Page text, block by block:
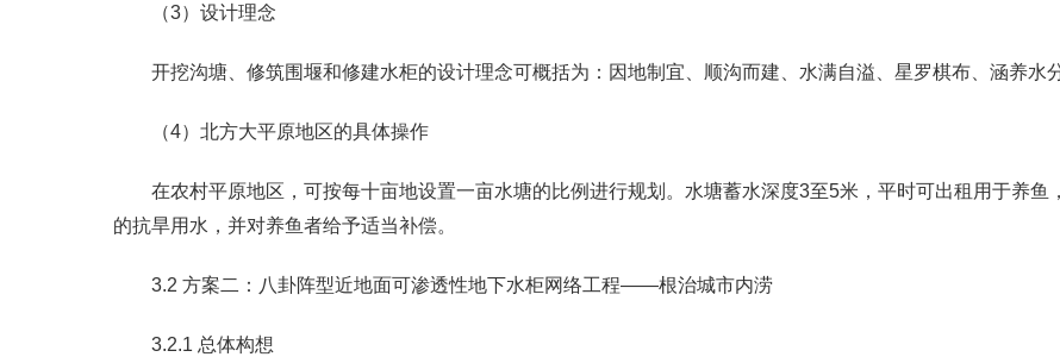
（3）设计理念
开挖沟塘、修筑围堰和修建水柜的设计理念可概括为：因地制宜、顺沟而建、水满自溢、星罗棋布、涵养水
（4）北方大平原地区的具体操作
在农村平原地区，可按每十亩地设置一亩水塘的比例进行规划。水塘蓄水深度3至5米，平时可出租用于养
的抗旱用水，并对养鱼者给予适当补偿。
3.2 方案二：八卦阵型近地面可渗透性地下水柜网络工程——根治城市内涝
3.2.1 总体构想